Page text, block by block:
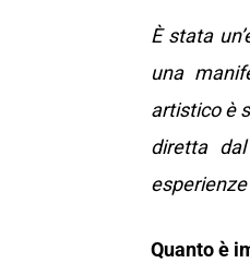
È stata
una
artistico è
diretta
Quanto è